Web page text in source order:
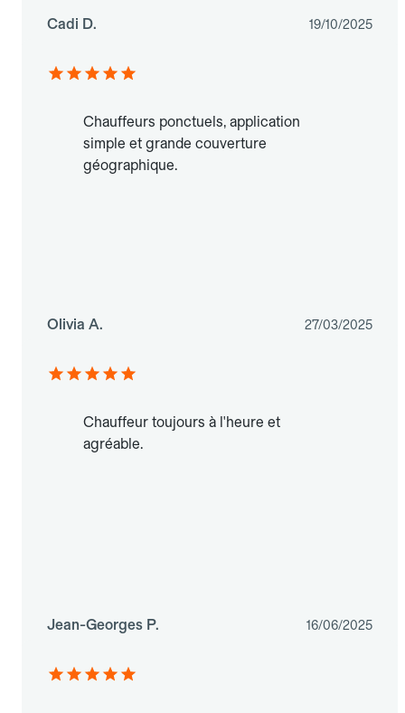
Cadi D. 19/10/2025
Chauffeurs ponctuels, application
simple et grande couverture
géographique.
Olivia A. 27/03/2025
Chauffeur toujours à l'heure et
agréable.
Jean-Georges P. 16/06/2025